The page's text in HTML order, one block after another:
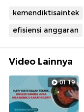
kemendiktisaintek
efisiensi anggaran
Video Lainnya
01:19